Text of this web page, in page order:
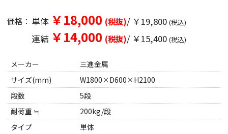
価格： 単体 ￥18,000 (税抜)/ ￥19,800 (税込)
連結 ￥14,000 (税抜)/ ￥15,400 (税込)
メーカー
三進金属
サイズ(mm)
W1800×D600×H2100
段数
5段
耐荷重 ≒
200kg/段
タイプ
単体